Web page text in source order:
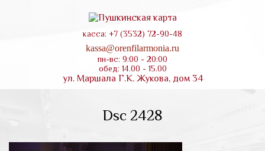
касса: +7 (3532) 72-90-48
kassa@orenfilarmonia.ru
пн-вс: 9:00 - 20:00
обед: 14.00 - 15.00
ул. Маршала Г.К. Жукова, дом 34
Dsc 2428